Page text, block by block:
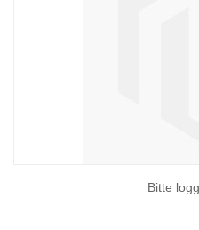
Bitte